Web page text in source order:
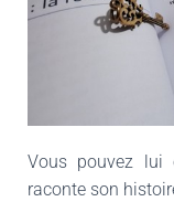
Vous pouvez lui
raconte son